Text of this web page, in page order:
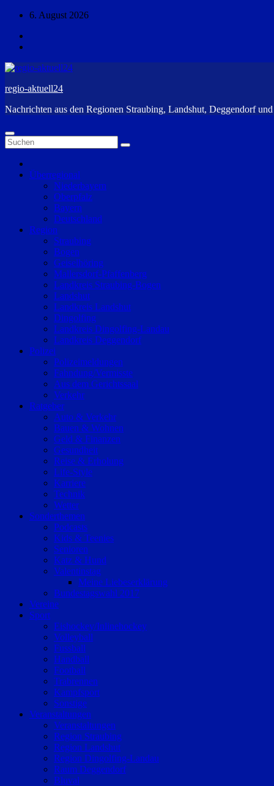
Zum
springen
6. August 2026
regio-aktuell24
Nachrichten aus den Regionen Straubing, Landshut, Deggendorf
Überregional
Niederbayern
Oberpfalz
Bayern
Deutschland
Region
Straubing
Bogen
Geiselhöring
Mallersdorf-Pfaffenberg
Landkreis Straubing-Bogen
Landshut
Landkreis Landshut
Dingolfing
Landkreis Dingolfing-Landau
Landkreis Deggendorf
Polizei
Polizeimeldungen
Fahndung/Vermisste
Aus dem Gerichtssaal
Verkehr
Ratgeber
Auto & Verkehr
Bauen & Wohnen
Geld & Finanzen
Gesundheit
Reise & Erholung
Life-Style
Karriere
Technik
Wetter
Sonderthemen
Podcasts
Kids & Teenies
Senioren
Katz & Hund
Valentinstag
Meine Liebeserklärung
Bundestagswahl 2017
Vereine
Sport
Eishockey/Inlinehockey
Volleyball
Fussball
Handball
Football
Trabrennen
Kampfsport
Sonstige
Veranstaltungen
Veranstaltungen
Region Straubing
Region Landshut
Region Dingolfing-Landau
Raum Deggendorf
Bluval